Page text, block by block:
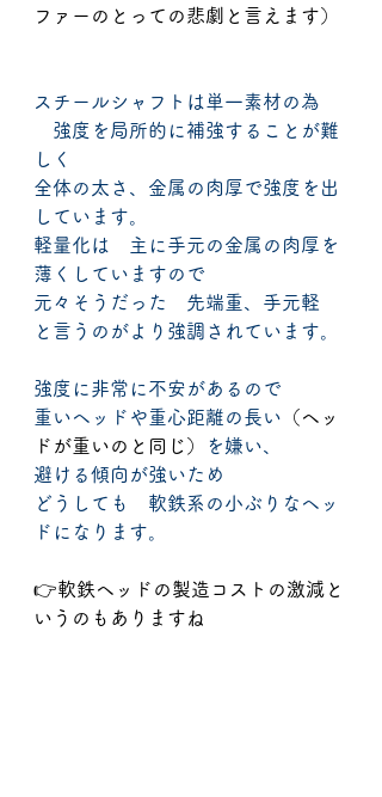
ファーのとっての悲劇と言えます）
スチールシャフトは単一素材の為
強度を局所的に補強することが難
しく
全体の太さ、金属の肉厚で強度を出
しています。
軽量化は　主に手元の金属の肉厚を
薄くしていますので
元々そうだった　先端重、手元軽
と言うのがより強調されています。
強度に非常に不安があるので
重いヘッドや重心距離の長い （ヘッ
ドが重いのと同じ）
を嫌い、
避ける傾向が強いため
どうしても　軟鉄系の小ぶりなヘッ
ドになります。
👉軟鉄ヘッドの製造コストの激減と
いうのもありますね